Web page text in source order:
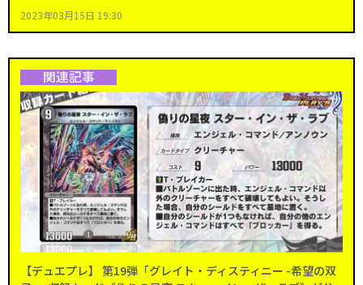
2023年03月15日 19:30
関連記事
【デュエプレ】 第19弾「グレイト・ディスティニー -希望の双